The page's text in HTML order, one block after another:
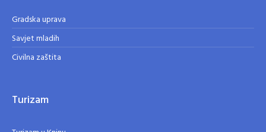
Gradska uprava
Savjet mladih
Civilna zaštita
Turizam